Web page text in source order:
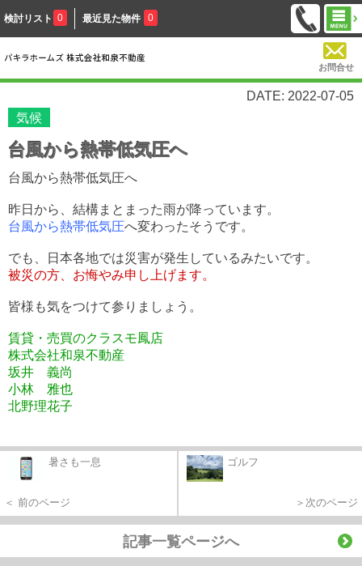
検討リスト 0 最近見た物件 0
お問合せ
DATE: 2022-07-05
気候
台風から熱帯低気圧へ
台風から熱帯低気圧へ
昨日から、結構まとまった雨が降っています。
台風から熱帯低気圧へ変わったそうです。
でも、日本各地では災害が発生しているみたいです。
被災の方、お悔やみ申し上げます。
皆様も気をつけて参りましょう。
賃貸・売買のクラスモ鳳店
株式会社和泉不動産
坂井 義尚
小林 雅也
北野理花子
暑さも一息
＜ 前のページ
ゴルフ
＞次のページ
記事一覧ページへ